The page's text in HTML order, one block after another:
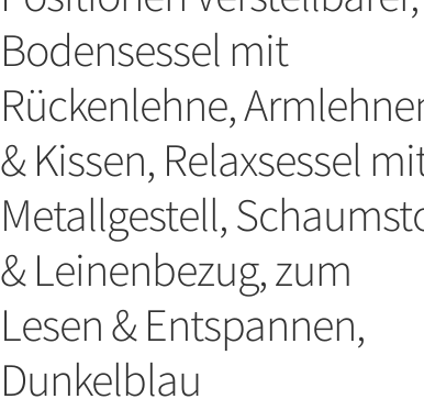
Bodensessel mit
Rückenlehne,
& Kissen, Relaxsessel
Metallgestell,
& Leinenbezug, zum
Lesen & Entspannen,
Dunkelblau